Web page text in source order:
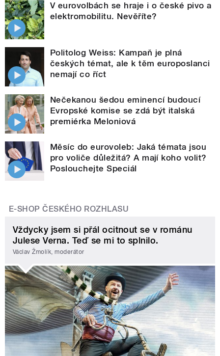
V eurovolbách se hraje i o české pivo a
elektromobilitu. Nevěříte?
Politolog Weiss: Kampaň je plná
českých témat, ale k těm europoslanci
nemají co říct
Nečekanou šedou eminencí budoucí
Evropské komise se zdá být italská
premiérka Meloniová
Měsíc do eurovoleb: Jaká témata jsou
pro voliče důležitá? A mají koho volit?
Poslouchejte Speciál
E-SHOP ČESKÉHO ROZHLASU
Vždycky jsem si přál ocitnout se v románu
Julese Verna. Teď se mi to splnilo.
Václav Žmolík, moderátor